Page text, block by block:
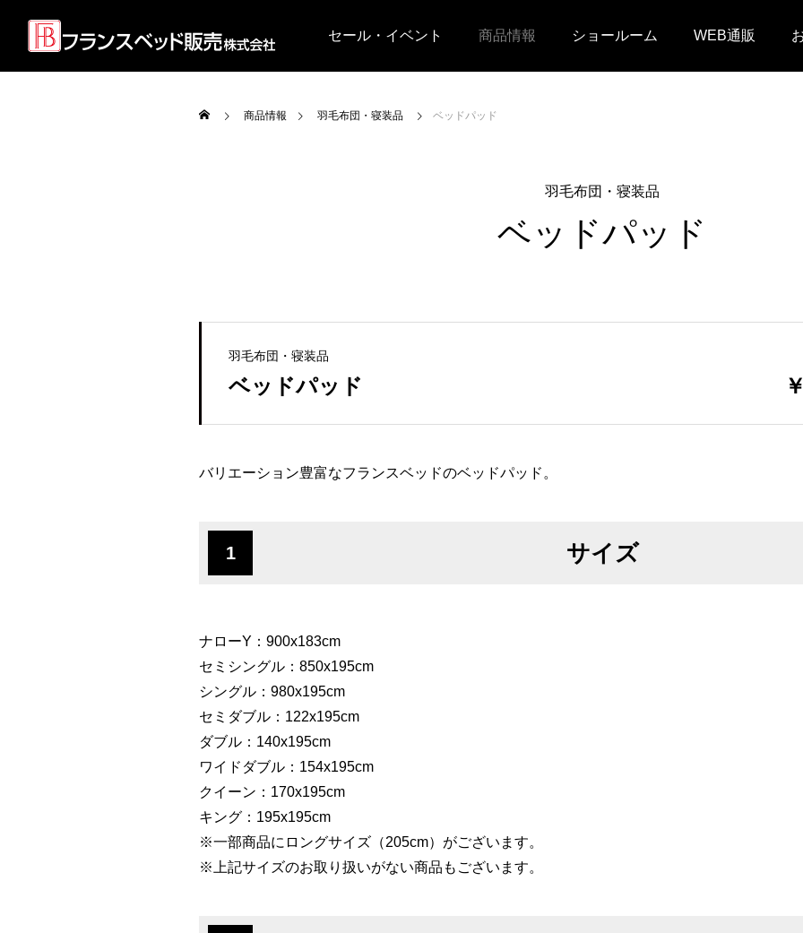
セール・イベント 商品情報 ショールーム WEB通販
商品情報 羽毛布団・寝装品 ベッドパッド
羽毛布団・寝装品
ベッドパッド
羽毛布団・寝装品
ベッドパッド
バリエーション豊富なフランスベッドのベッドパッド。
1 サイズ
ナローY：900x183cm
セミシングル：850x195cm
シングル：980x195cm
セミダブル：122x195cm
ダブル：140x195cm
ワイドダブル：154x195cm
クイーン：170x195cm
キング：195x195cm
※一部商品にロングサイズ（205cm）がございます。
※上記サイズのお取り扱いがない商品もございます。